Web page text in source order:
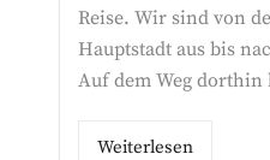
Reise. Wir sind von
Hauptstadt aus bis
Auf dem Weg dorthin
Weiterlesen